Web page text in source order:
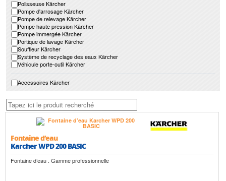
Polisseuse Kärcher
Pompe d'arrosage Kärcher
Pompe de relevage Kärcher
Pompe haute pression Kärcher
Pompe immergée Kärcher
Portique de lavage Kärcher
Souffleur Kärcher
Système de recyclage des eaux Kärcher
Véhicule porte-outil Kärcher
Accessoires Kärcher
Fontaine d’eau
Karcher WPD 200 BASIC
Fontaine d’eau . Gamme professionnelle